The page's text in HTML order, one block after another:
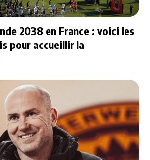
2038 en France : voici les
pour accueillir la